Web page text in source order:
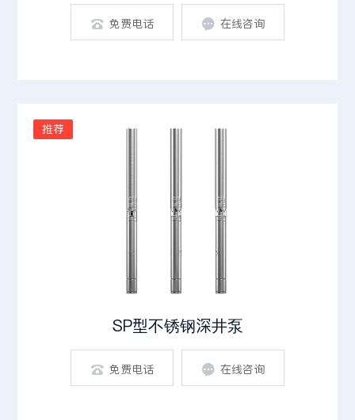
 免费电话  在线咨询
推荐
SP型不锈钢深井泵
 免费电话  在线咨询